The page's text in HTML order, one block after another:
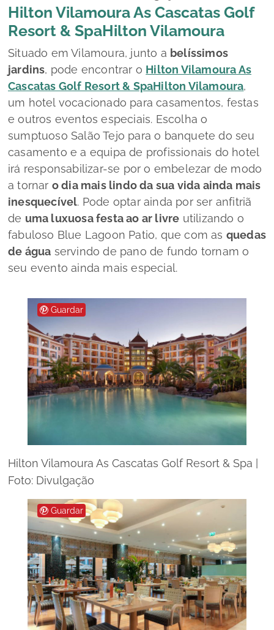
Hilton Vilamoura As Cascatas Golf
Resort & SpaHilton Vilamoura
Situado em Vilamoura, junto a belíssimos
jardins, pode encontrar o Hilton Vilamoura As
Cascatas Golf Resort & SpaHilton Vilamoura,
um hotel vocacionado para casamentos, festas
e outros eventos especiais. Escolha o
sumptuoso Salão Tejo para o banquete do seu
casamento e a equipa de profissionais do hotel
irá responsabilizar-se por o embelezar de modo
a tornar o dia mais lindo da sua vida ainda mais
inesquecível. Pode optar ainda por ser anfitriã
de uma luxuosa festa ao ar livre utilizando o
fabuloso Blue Lagoon Patio, que com as quedas
de água servindo de pano de fundo tornam o
seu evento ainda mais especial.
Guardar
Hilton Vilamoura As Cascatas Golf Resort & Spa |
Foto: Divulgação
Guardar